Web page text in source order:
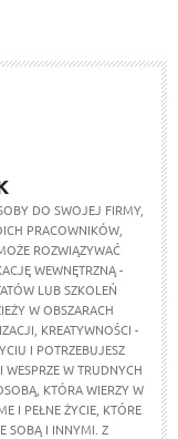
DO SWOJEJ FIRMY,
PRACOWNIKÓW,
ROZWIĄZYWAĆ
WEWNĘTRZNĄ -
LUB SZKOLEŃ
W OBSZARACH
KREATYWNOŚCI -
I POTRZEBUJESZ
W TRUDNYCH
KTÓRA WIERZY W
I PEŁNE ŻYCIE, KTÓRE
SOBĄ I INNYMI. Z